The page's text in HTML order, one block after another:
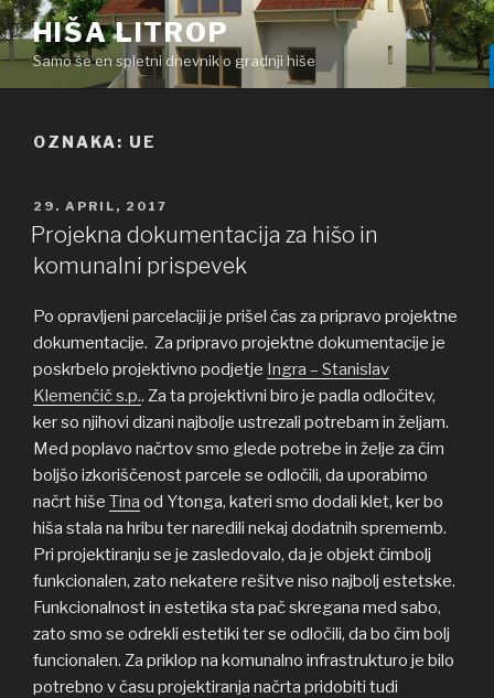
Skoči
na
vsebino
HIŠA LITROP
Samo še en spletni dnevnik o gradnji hiše
OZNAKA: UE
OBJAVLJENO
DNE
29. APRIL, 2017
Projekna dokumentacija za hišo in
komunalni prispevek
Po opravljeni parcelaciji je prišel čas za pripravo projektne
dokumentacije. Za pripravo projektne dokumentacije je
poskrbelo projektivno podjetje Ingra – Stanislav
Klemenčič s.p.. Za ta projektivni biro je padla odločitev,
ker so njihovi dizani najbolje ustrezali potrebam in željam.
Med poplavo načrtov smo glede potrebe in želje za čim
boljšo izkoriščenost parcele se odločili, da uporabimo
načrt hiše Tina od Ytonga, kateri smo dodali klet, ker bo
hiša stala na hribu ter naredili nekaj dodatnih sprememb.
Pri projektiranju se je zasledovalo, da je objekt čimbolj
funkcionalen, zato nekatere rešitve niso najbolj estetske.
Funkcionalnost in estetika sta pač skregana med sabo,
zato smo se odrekli estetiki ter se odločili, da bo čim bolj
funcionalen. Za priklop na komunalno infrastrukturo je bilo
potrebno v času projektiranja načrta pridobiti tudi